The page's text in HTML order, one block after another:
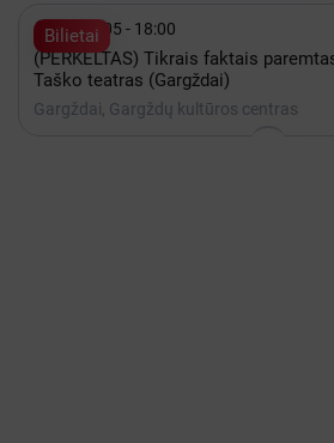
Bilietai
 Spalis 05 - 18:00
(PERKELTAS) Tikrais faktais
Taško teatras (Gargždai)
Gargždai, Gargždų kultūros centras